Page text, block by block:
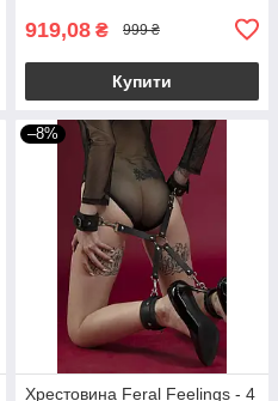
919,08 ₴ 999 ₴
Купити
–8%
Хрестовина Feral Feelings - 4